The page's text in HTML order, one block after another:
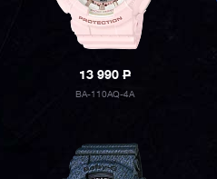
13 990P
BA-110AQ-4A